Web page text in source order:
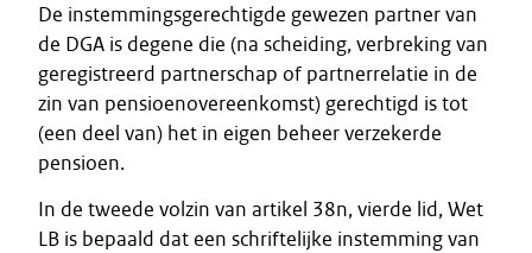
De instemmingsgerechtigde gewezen partner van
de DGA is degene die (na scheiding, verbreking van
geregistreerd partnerschap of partnerrelatie in de
zin van pensioenovereenkomst) gerechtigd is tot
(een deel van) het in eigen beheer verzekerde
pensioen.
In de tweede volzin van artikel 38n, vierde lid, Wet
LB is bepaald dat een schriftelijke instemming van